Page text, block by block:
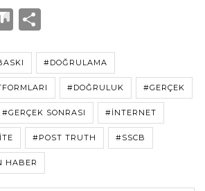
M
ix
a
re
#DOĞRULAMA
#DOĞRULUK #GERÇEK
#GERÇEK SONRASI #INTERNET
#POST TRUTH #SSCB
HABER